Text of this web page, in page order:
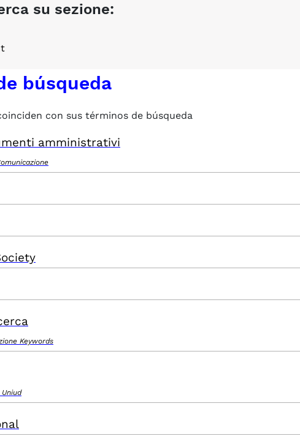
su sezione:
búsqueda
con sus términos de búsqueda
amministrativi
Keywords
Uniud